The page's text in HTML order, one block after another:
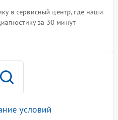
в сервисный центр, где наши
за 30 минут
условий